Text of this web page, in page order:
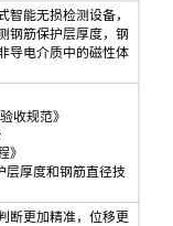
智能无损检测设备，
钢筋保护层厚度，钢
导电介质中的磁性体
收规范》
》
层厚度和钢筋直径技
断更加精准，位移更